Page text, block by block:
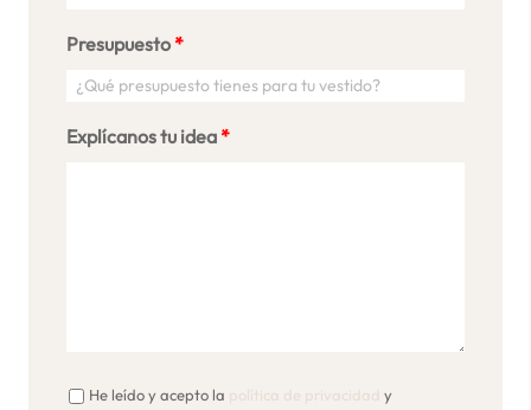
Presupuesto*
Explícanos tu idea*
He leído y acepto la
y